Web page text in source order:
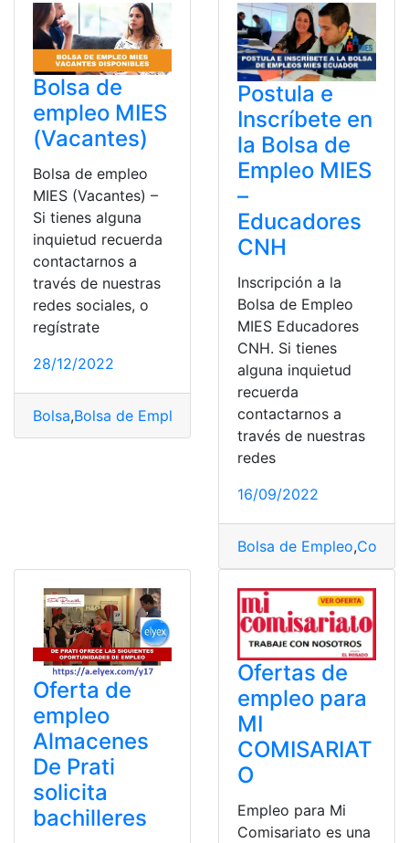
Bolsa de
empleo MIES
(Vacantes)
Bolsa de empleo
MIES (Vacantes) –
Si tienes alguna
inquietud recuerda
contactarnos a
través de nuestras
redes sociales, o
regístrate
28/12/2022
Bolsa,Bolsa de Empleo Bonos MIES,Cocina, cuidadores
Postula e
Inscríbete en
la Bolsa de
Empleo MIES
–
Educadores
CNH
Inscripción a la
Bolsa de Empleo
MIES Educadores
CNH. Si tienes
alguna inquietud
recuerda
contactarnos a
través de nuestras
redes
16/09/2022
Bolsa de Empleo,
Oferta de
empleo
Almacenes
De Prati
solicita
bachilleres
Ofertas de
empleo para
MI
COMISARIAT
O
Empleo para Mi
Comisariato es una